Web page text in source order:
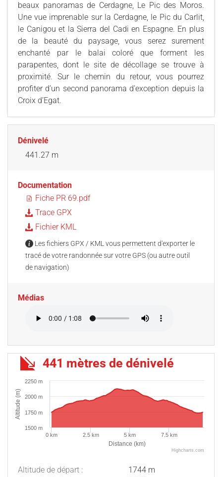
beaux panoramas de Cerdagne, Le Pic des Moros.
Une vue imprenable sur la Cerdagne, le Pic du Carlit,
le Canigou et la Sierra del Cadi en Espagne. En plus
de la beauté du paysage, vous serez surement
enchanté par le balai coloré que forment les
parapentes, dont le site de décollage se trouve à
proximité. Sur le chemin du retour, vous pourrez
profiter d’un second panorama d’exception depuis la
Croix d’Egat.
Dénivelé
441.27 m
Documentation
Fiche PR 69.pdf
Trace GPX
Fichier KML
Les fichiers GPX / KML vous permettent d'exporter le
tracé de votre randonnée sur votre GPS (ou autre outil
de navigation)
Médias
441 mètres de dénivelé
Distance (km)
Altitude (m)
0 km 2.5 km 5 km 7.5 km
1500 m
1750 m
2000 m
2250 m
Highcharts.com
Altitude de départ :
1744 m